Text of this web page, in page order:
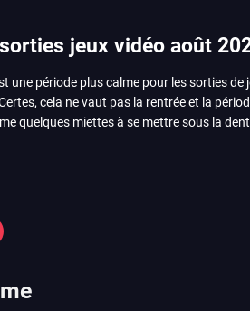
jeux vidéo août
une période plus calme pour les sorties de
cela ne vaut pas la rentrée et la
quelques miettes à se mettre sous la
qui nous montre que Game
On n’oubliera pas la période de
les jeux majeurs qui sortiront au mois de
notre page dédiée…